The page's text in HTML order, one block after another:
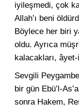
iyileşmedi, çok
Allah’ı beni
Böylece her biri
oldu. Ayrıca
kalacakları,
Sevgili
bir gün Ebü’l-
sonra Hakem,